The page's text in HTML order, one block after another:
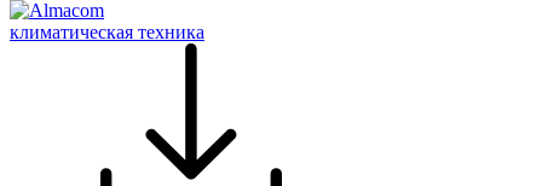
климатическая техника